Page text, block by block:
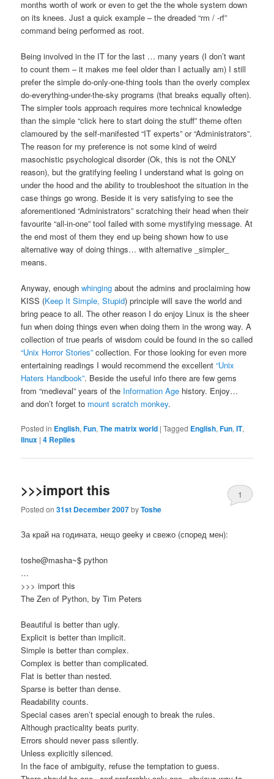
months worth of work or even to get the the whole system down
on its knees. Just a quick example – the dreaded “rm / -rf”
command being performed as root.
Being involved in the IT for the last … many years (I don’t want
to count them – it makes me feel older than I actually am) I still
prefer the simple do-only-one-thing tools than the overly complex
do-everything-under-the-sky programs (that breaks equally often).
The simpler tools approach requires more technical knowledge
than the simple “click here to start doing the stuff” theme often
clamoured by the self-manifested “IT experts” or “Administrators”.
The reason for my preference is not some kind of weird
masochistic psychological disorder (Ok, this is not the ONLY
reason), but the gratifying feeling I understand what is going on
under the hood and the ability to troubleshoot the situation in the
case things go wrong. Beside it is very satisfying to see the
aforementioned “Administrators” scratching their head when their
favourite “all-in-one” tool failed with some mystifying message. At
the end most of them they end up being shown how to use
alternative way of doing things… with alternative _simpler_
means.
Anyway, enoughwhinging about the admins and proclaiming how
KISS (Keep It Simple, Stupid) principle will save the world and
bring peace to all. The other reason I do enjoy Linux is the sheer
fun when doing things even when doing them in the wrong way. A
collection of true pearls of wisdom could be found in the so called
“Unix Horror Stories” collection. For those looking for even more
entertaining readings I would recommend the excellent“Unix
Haters Handbook”. Beside the useful info there are few gems
from “medieval” years of the Information Age history. Enjoy…
and don’t forget to mount scratch monkey.
Posted in English,Fun,The matrix world |Tagged English,Fun,IT,
linux |4 Replies
>>>import this
Posted on31st December 2007byToshe
1
За край на годината, нещо geeky и свежо (според мен):
toshe@masha~$ python
…
>>> import this
The Zen of Python, by Tim Peters
Beautiful is better than ugly.
Explicit is better than implicit.
Simple is better than complex.
Complex is better than complicated.
Flat is better than nested.
Sparse is better than dense.
Readability counts.
Special cases aren’t special enough to break the rules.
Although practicality beats purity.
Errors should never pass silently.
Unless explicitly silenced.
In the face of ambiguity, refuse the temptation to guess.